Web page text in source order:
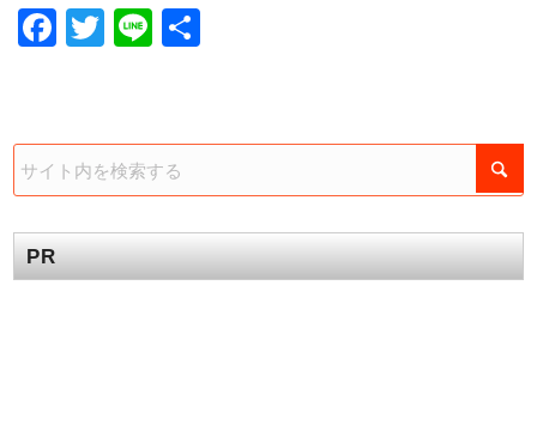
Facebook
Twitter
Line
PR